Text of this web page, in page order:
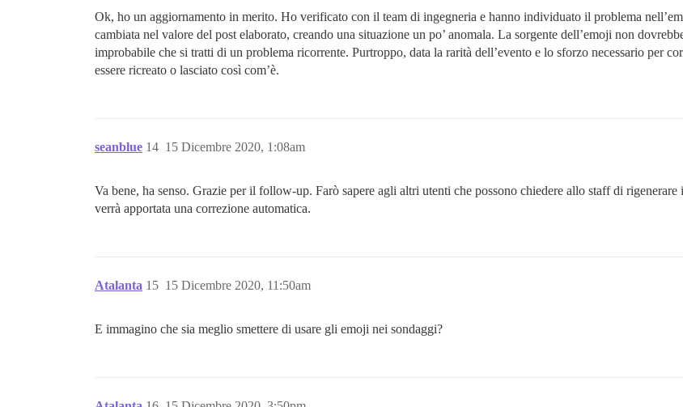
Ok, ho un aggiornamento in merito. Ho verificato con il team di ingegneria e hanno individuato il problema
cambiata nel valore del post elaborato, creando una situazione un po’ anomala. La sorgente dell’emoji non
improbabile che si tratti di un problema ricorrente. Purtroppo, data la rarità dell’evento e lo sforzo necessario per
essere ricreato o lasciato così com’è.
seanblue 15 Dicembre 2020, 1:08am
14
Va bene, ha senso. Grazie per il follow-up. Farò sapere agli altri utenti che possono chiedere allo staff di
verrà apportata una correzione automatica.
Atalanta 15 Dicembre 2020, 11:50am
15
E immagino che sia meglio smettere di usare gli emoji nei sondaggi?